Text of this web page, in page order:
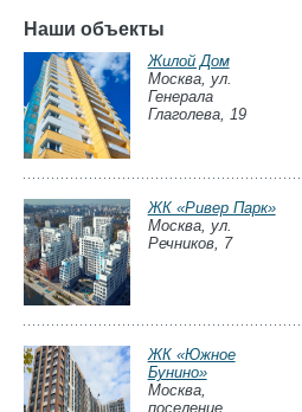
Наши объекты
Жилой Дом
Москва, ул.
Генерала
Глаголева, 19
ЖК «Ривер Парк»
Москва, ул.
Речников, 7
ЖК «Южное
Бунино»
Москва,
поселение